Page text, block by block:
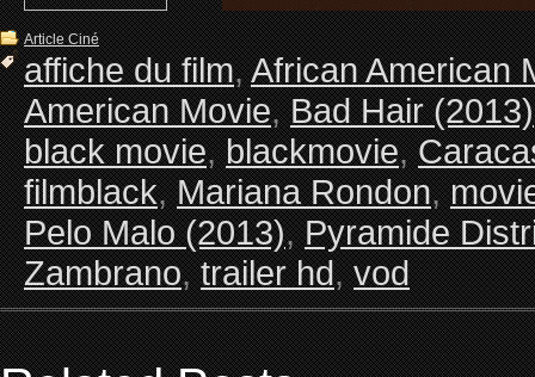
Article Ciné
affiche du film,African American
American Movie,Bad Hair (2013)
black movie,blackmovie,
filmblack,Mariana Rondon,
Pelo Malo (2013),Pyramide
Zambrano,trailer hd,vod